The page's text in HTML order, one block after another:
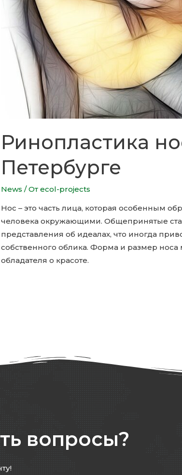
Ринопластика
Петербурге
News / От ecol-projects
Нос – это часть лица, которая особенным
человека окружающими. Общепринятые
представления об идеалах, что иногда
собственного облика. Форма и размер носа
обладателя о красоте.
вопросы?